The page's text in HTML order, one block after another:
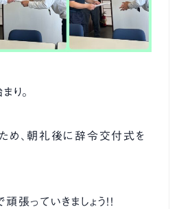
Sさん
プライバシーポリシー
り。
め、朝礼後に辞令交付式を
張っていきましょう！！